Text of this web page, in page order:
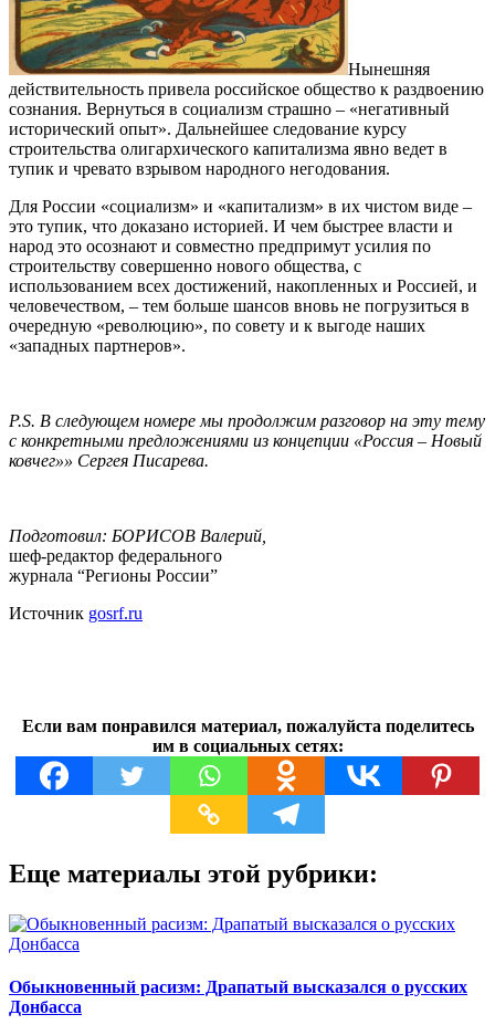
Нынешняя
действительность привела российское общество к раздвоению
сознания. Вернуться в социализм страшно – «негативный
исторический опыт». Дальнейшее следование курсу
строительства олигархического капитализма явно ведет в
тупик и чревато взрывом народного негодования.
Для России «социализм» и «капитализм» в их чистом виде –
это тупик, что доказано историей. И чем быстрее власти и
народ это осознают и совместно предпримут усилия по
строительству совершенно нового общества, с
использованием всех достижений, накопленных и Россией, и
человечеством, – тем больше шансов вновь не погрузиться в
очередную «революцию», по совету и к выгоде наших
«западных партнеров».
P.S. В следующем номере мы продолжим разговор на эту тему
с конкретными предложениями из концепции «Россия – Новый
ковчег»» Сергея Писарева.
Подготовил: БОРИСОВ Валерий,
шеф-редактор федерального
журнала “Регионы России”
Источник gosrf.ru
Если вам понравился материал, пожалуйста поделитесь
им в социальных сетях:
Еще материалы этой рубрики:
Обыкновенный расизм: Драпатый высказался о русских
Донбасса